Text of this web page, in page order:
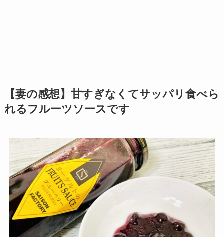
【妻の感想】甘すぎなくてサッパリ食べら
れるフルーツソースです